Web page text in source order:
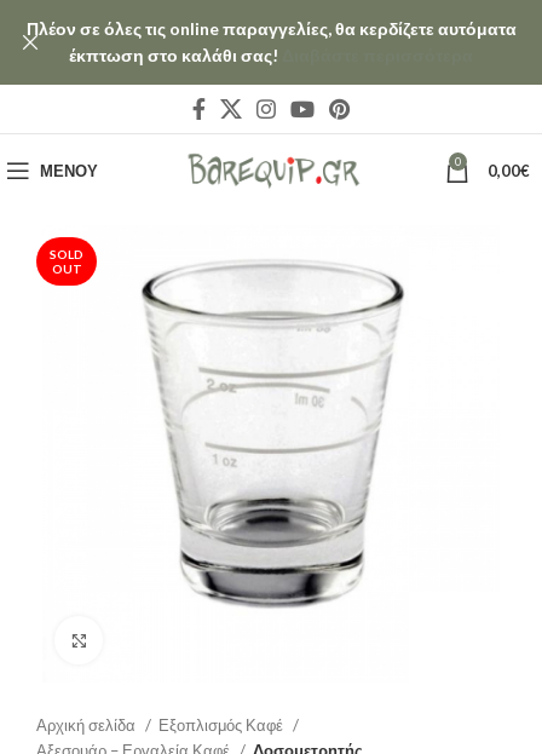
ΜΕΝΟΎ 0 0,00€
SOLD
OUT
Αρχική σελίδα
Εξοπλισμός Καφέ
Πλέον σε όλες τις online παραγγελίες, θα κερδίζετε αυτόματα
έκπτωση στο καλάθι σας!